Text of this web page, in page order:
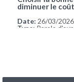
diminuer le
Date: 26/03/2026
Type: Parole